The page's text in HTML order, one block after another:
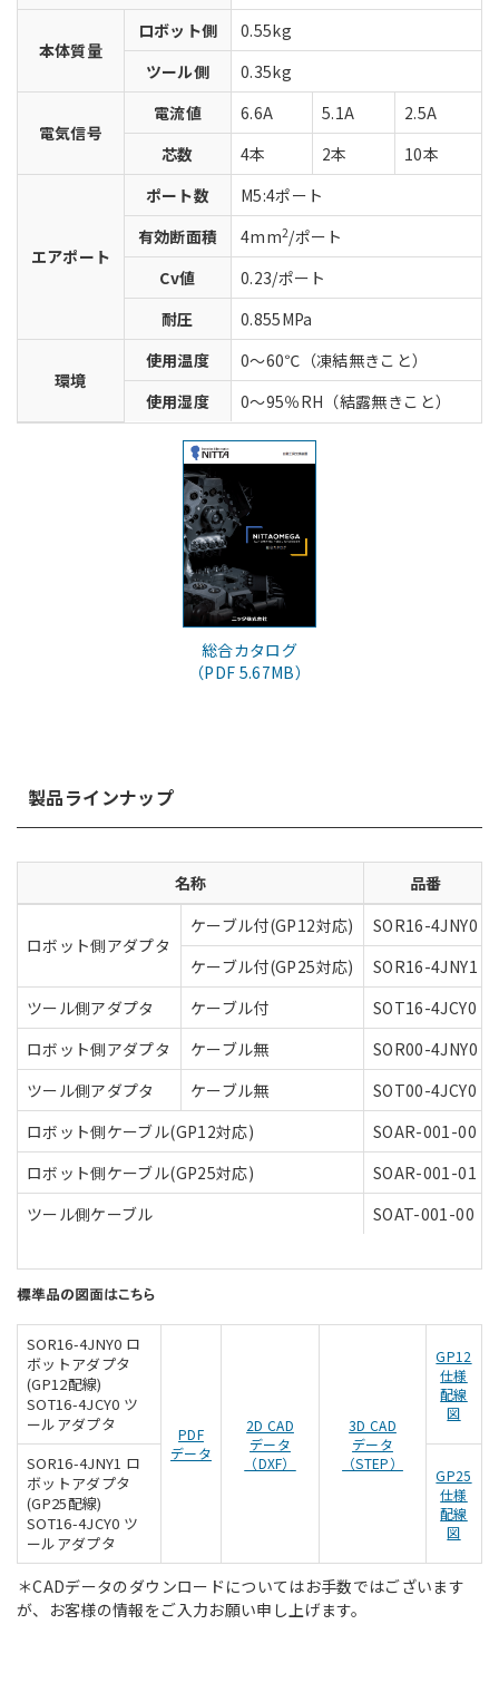
本体質量
ロボット側
0.55kg
ツール側
0.35kg
電気信号
電流値 6.6A 5.1A
2.5A
芯数
4本 2本 10本
エアポート
ポート数
M5:4ポート
有効断面積
4mm2/ポート
Cv値
0.23/ポート
耐圧
0.855MPa
環境
使用温度
0～60℃（凍結無きこと）
使用湿度
0～95％RH（結露無きこと）
総合カタログ
（PDF 5.67MB）
製品ラインナップ
名称 品番
ロボット側アダプタ
ケーブル付(GP12対応)
SOR16-4JNY0
ケーブル付(GP25対応)
SOR16-4JNY1
ツール側アダプタ
ケーブル付
SOT16-4JCY0
ロボット側アダプタ
ケーブル無
SOR00-4JNY0
ツール側アダプタ
ケーブル無
SOT00-4JCY0
ロボット側ケーブル(GP12対応)
SOAR-001-00
ロボット側ケーブル(GP25対応)
SOAR-001-01
ツール側ケーブル
SOAT-001-00
SOR16-4JNY0 ロ
ボットアダプタ
(GP12配線)
SOT16-4JCY0 ツ
ールアダプタ
PDF
データ
2D CAD
データ
（DXF）
3D CAD
データ
（STEP）
GP12
仕様
配線
図
SOR16-4JNY1 ロ
ボットアダプタ
(GP25配線)
SOT16-4JCY0 ツ
ールアダプタ
GP25
仕様
配線
図
＊CADデータのダウンロードについてはお手数ではございます
が、お客様の情報をご入力お願い申し上げます。